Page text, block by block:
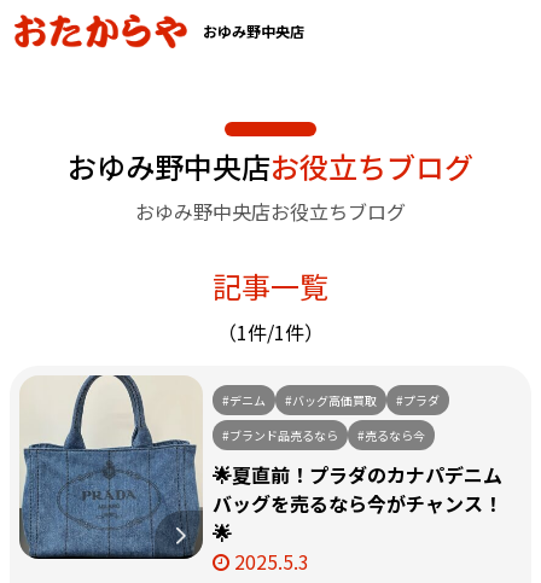
おゆみ野中央店
おゆみ野中央店お役立ちブログ
おゆみ野中央店お役立ちブログ
記事一覧
（1件/1件）
#デニム #バッグ高価買取
#プラダ
#ブランド品売るなら
#売るなら今
🌟夏直前！プラダのカナパデニム
バッグを売るなら今がチャンス！
🌟
2025.5.3